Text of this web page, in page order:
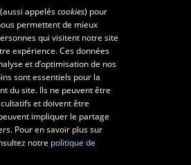
du territoire et de développement
et développement
appeléscookies) pour
permettent de mieux
qui visitent notre site
expérience. Ces données
et d’optimisation de nos
sont essentiels pour la
du site. Ils ne peuvent être
et doivent être
impliquer le partage
Pour en savoir plus sur
notre politique de